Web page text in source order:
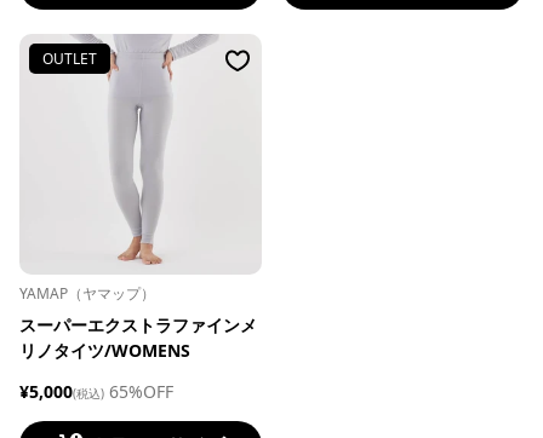
OUTLET
YAMAP（ヤマップ）
スーパーエクストラファインメ
リノタイツ/WOMENS
¥5,000(税込) 65%OFF